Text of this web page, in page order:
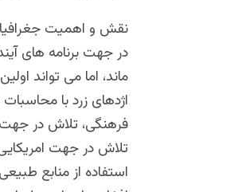
نقش و اهمیت
در جهت برنامه های
ماند، اما می تواند
اژدهای زرد با
فرهنگی، تلاش در جهت
تلاش در جهت
استفاده از منابع